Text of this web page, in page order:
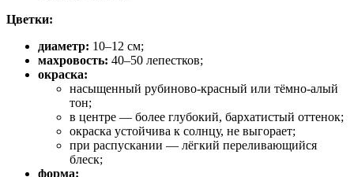
Цветки:
диаметр: 10–12 см;
махровость: 40–50 лепестков;
окраска:
насыщенный рубиново‑красный или тёмно‑алый
тон;
в центре — более глубокий, бархатистый оттенок;
окраска устойчива к солнцу, не выгорает;
при распускании — лёгкий переливающийся
блеск;
форма: